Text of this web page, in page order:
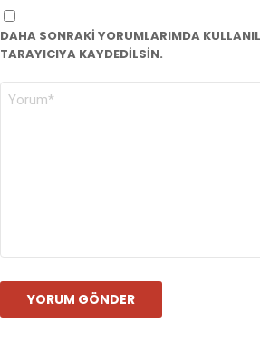
DAHA SONRAKI YORUMLARIMDA
TARAYICIYA KAYDEDILSIN.